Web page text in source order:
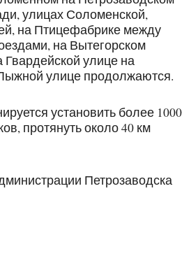
улицах Соломенской,
на Птицефабрике между
на Вытегорском
Гвардейской улице на
улице продолжаются.
установить более 1000
протянуть около 40 км
Петрозаводска